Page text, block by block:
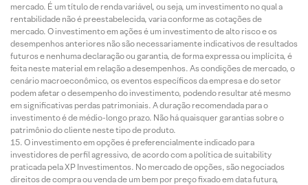
mercado. É um título de renda variável, ou seja, um investimento no qual a
rentabilidade não é preestabelecida, varia conforme as cotações de
mercado. O investimento em ações é um investimento de alto risco e os
desempenhos anteriores não são necessariamente indicativos de resultados
futuros e nenhuma declaração ou garantia, de forma expressa ou implícita, é
feita neste material em relação a desempenhos. As condições de mercado, o
cenário macroeconômico, os eventos específicos da empresa e do setor
podem afetar o desempenho do investimento, podendo resultar até mesmo
em significativas perdas patrimoniais. A duração recomendada para o
investimento é de médio-longo prazo. Não há quaisquer garantias sobre o
patrimônio do cliente neste tipo de produto.
O investimento em opções é preferencialmente indicado para
investidores de perfil agressivo, de acordo com a política de suitability
praticada pela XP Investimentos. No mercado de opções, são negociados
direitos de compra ou venda de um bem por preço fixado em data futura,